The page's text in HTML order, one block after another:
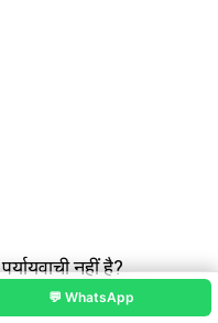
नहीं है?
💬 WhatsApp